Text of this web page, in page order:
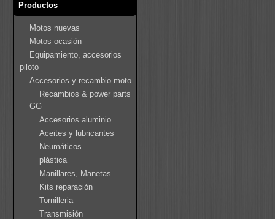
Productos
Motos nuevas
Motos ocasión
Equipamiento, accesorios
piloto
Accesorios y recambio moto
Recambios & power parts
GG
Accesorios aluminio
Aceites y lubricantes
Neumáticos
plástica
Manillares, Manetas
Kits reparación
Tornilleria
Transmisión